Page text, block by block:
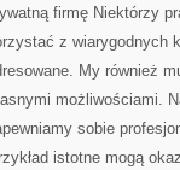
firmę Niektórzy
z wiarygodnych
My również
możliwościami.
sobie
istotne mogą